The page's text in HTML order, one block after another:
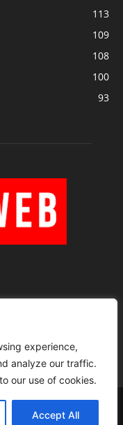
experience,
analyze our traffic.
our use of cookies.
Accept All
113
109
108
100
93
légales